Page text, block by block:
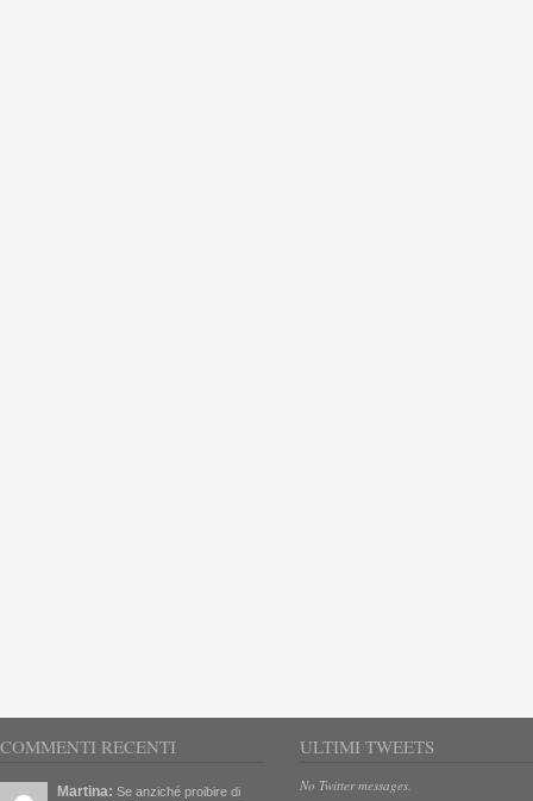
COMMENTI RECENTI
Martina: Se anziché proibire di
ULTIMI TWEETS
No Twitter messages.